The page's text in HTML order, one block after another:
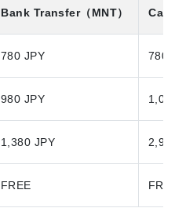
Bank Transfer（MNT）
780 JPY 780
980 JPY
1,380 JPY
FREE